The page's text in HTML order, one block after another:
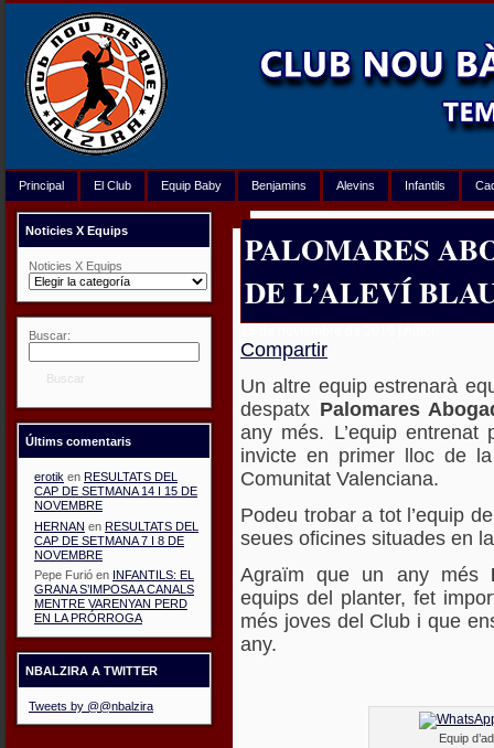
Principal El Club Equip Baby Benjamins Alevins Infantils
Noticies X Equips
Noticies X Equips
Buscar:
Buscar
Últims comentaris
erotik en RESULTATS DEL
CAP DE SETMANA 14 I 15 DE
NOVEMBRE
HERNAN en RESULTATS DEL
CAP DE SETMANA 7 I 8 DE
NOVEMBRE
Pepe Furió en INFANTILS: EL
GRANA S’IMPOSA A CANALS
MENTRE VARENYAN PERD
EN LA PRÓRROGA
NBALZIRA A TWITTER
Tweets by @@nbalzira
PALOMARES
DE L’ALEVÍ
Compartir
Un altre equip estrenarà
despatx Palomares
any més. L’equip
invicte en primer lloc de
Comunitat Valenciana.
Podeu trobar a tot l’equip
seues oficines situades en
Agraïm que un any més
equips del planter, fet
més joves del Club i que
any.
Equip